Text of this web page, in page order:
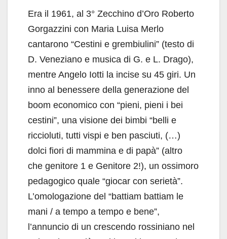
Era il 1961, al 3° Zecchino d’Oro Roberto
Gorgazzini con Maria Luisa Merlo
cantarono “Cestini e grembiulini” (testo di
D. Veneziano e musica di G. e L. Drago),
mentre Angelo Iotti la incise su 45 giri. Un
inno al benessere della generazione del
boom economico con “pieni, pieni i bei
cestini”, una visione dei bimbi “belli e
riccioluti, tutti vispi e ben pasciuti, (…)
dolci fiori di mammina e di papà” (altro
che genitore 1 e Genitore 2!), un ossimoro
pedagogico quale “giocar con serietà”.
L’omologazione del “battiam battiam le
mani / a tempo a tempo e bene”,
l’annuncio di un crescendo rossiniano nel